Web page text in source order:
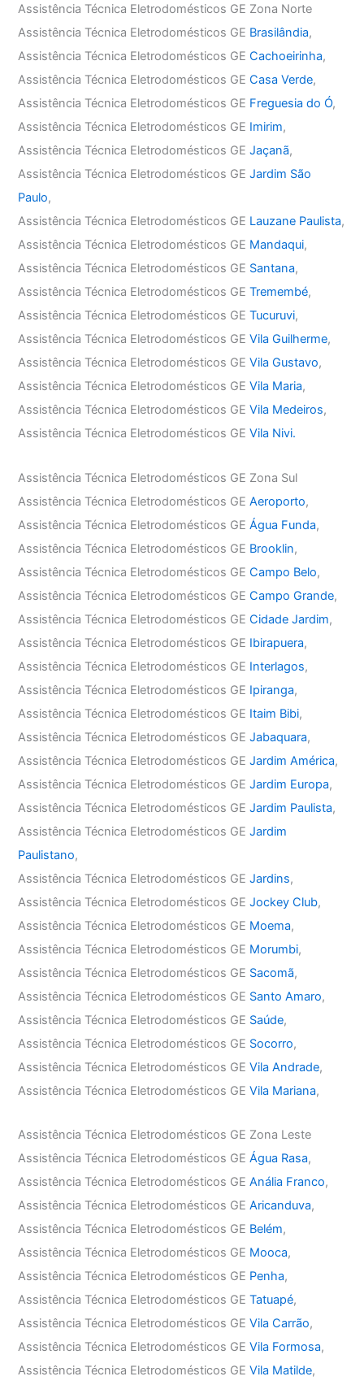
Assistência Técnica Eletrodomésticos GE Zona Norte
Assistência Técnica Eletrodomésticos GE Brasilândia,
Assistência Técnica Eletrodomésticos GECachoeirinha,
Assistência Técnica Eletrodomésticos GECasa Verde,
Assistência Técnica Eletrodomésticos GE Freguesia do Ó,
Assistência Técnica Eletrodomésticos GE Imirim,
Assistência Técnica Eletrodomésticos GEJaçanã,
Assistência Técnica Eletrodomésticos GEJardim São
Paulo,
Assistência Técnica Eletrodomésticos GE Lauzane Paulista,
Assistência Técnica Eletrodomésticos GE Mandaqui,
Assistência Técnica Eletrodomésticos GE Santana,
Assistência Técnica Eletrodomésticos GETremembé,
Assistência Técnica Eletrodomésticos GETucuruvi,
Assistência Técnica Eletrodomésticos GEVila Guilherme,
Assistência Técnica Eletrodomésticos GEVila Gustavo,
Assistência Técnica Eletrodomésticos GEVila Maria,
Assistência Técnica Eletrodomésticos GEVila Medeiros,
Assistência Técnica Eletrodomésticos GEVila Nivi.
Assistência Técnica Eletrodomésticos GE Zona Sul
Assistência Técnica Eletrodomésticos GEAeroporto,
Assistência Técnica Eletrodomésticos GEÁgua Funda,
Assistência Técnica Eletrodomésticos GE Brooklin,
Assistência Técnica Eletrodomésticos GECampo Belo,
Assistência Técnica Eletrodomésticos GECampo Grande,
Assistência Técnica Eletrodomésticos GECidade Jardim,
Assistência Técnica Eletrodomésticos GE Ibirapuera,
Assistência Técnica Eletrodomésticos GE Interlagos,
Assistência Técnica Eletrodomésticos GE Ipiranga,
Assistência Técnica Eletrodomésticos GE Itaim Bibi,
Assistência Técnica Eletrodomésticos GEJabaquara,
Assistência Técnica Eletrodomésticos GEJardim América,
Assistência Técnica Eletrodomésticos GEJardim Europa,
Assistência Técnica Eletrodomésticos GEJardim Paulista,
Assistência Técnica Eletrodomésticos GEJardim
Paulistano,
Assistência Técnica Eletrodomésticos GEJardins,
Assistência Técnica Eletrodomésticos GEJockey Club,
Assistência Técnica Eletrodomésticos GE Moema,
Assistência Técnica Eletrodomésticos GE Morumbi,
Assistência Técnica Eletrodomésticos GE Sacomã,
Assistência Técnica Eletrodomésticos GE Santo Amaro,
Assistência Técnica Eletrodomésticos GE Saúde,
Assistência Técnica Eletrodomésticos GE Socorro,
Assistência Técnica Eletrodomésticos GEVila Andrade,
Assistência Técnica Eletrodomésticos GEVila Mariana,
Assistência Técnica Eletrodomésticos GE Zona Leste
Assistência Técnica Eletrodomésticos GEÁgua Rasa,
Assistência Técnica Eletrodomésticos GEAnália Franco,
Assistência Técnica Eletrodomésticos GEAricanduva,
Assistência Técnica Eletrodomésticos GE Belém,
Assistência Técnica Eletrodomésticos GE Mooca,
Assistência Técnica Eletrodomésticos GE Penha,
Assistência Técnica Eletrodomésticos GETatuapé,
Assistência Técnica Eletrodomésticos GEVila Carrão,
Assistência Técnica Eletrodomésticos GEVila Formosa,
Assistência Técnica Eletrodomésticos GEVila Matilde,